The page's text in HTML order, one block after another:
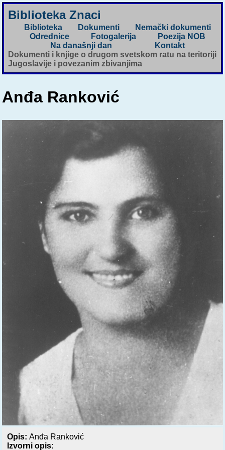
Biblioteka Znaci
Biblioteka Dokumenti
Nemački dokumenti
Odrednice
Fotogalerija
Poezija NOB
Na današnji dan
Kontakt
Dokumenti i knjige o drugom svetskom ratu na teritoriji
Jugoslavije i povezanim zbivanjima
Anđa Ranković
Opis:Anđa Ranković
Izvorni opis: